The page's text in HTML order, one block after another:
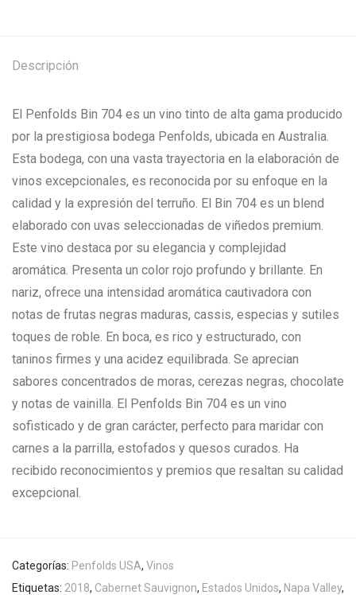
Descripción
El Penfolds Bin 704 es un vino tinto de alta gama producido
por la prestigiosa bodega Penfolds, ubicada en Australia.
Esta bodega, con una vasta trayectoria en la elaboración de
vinos excepcionales, es reconocida por su enfoque en la
calidad y la expresión del terruño. El Bin 704 es un blend
elaborado con uvas seleccionadas de viñedos premium.
Este vino destaca por su elegancia y complejidad
aromática. Presenta un color rojo profundo y brillante. En
nariz, ofrece una intensidad aromática cautivadora con
notas de frutas negras maduras, cassis, especias y sutiles
toques de roble. En boca, es rico y estructurado, con
taninos firmes y una acidez equilibrada. Se aprecian
sabores concentrados de moras, cerezas negras, chocolate
y notas de vainilla. El Penfolds Bin 704 es un vino
sofisticado y de gran carácter, perfecto para maridar con
carnes a la parrilla, estofados y quesos curados. Ha
recibido reconocimientos y premios que resaltan su calidad
excepcional.
Categorías: Penfolds USA, Vinos
Etiquetas: 2018, Cabernet Sauvignon, Estados Unidos, Napa Valley,